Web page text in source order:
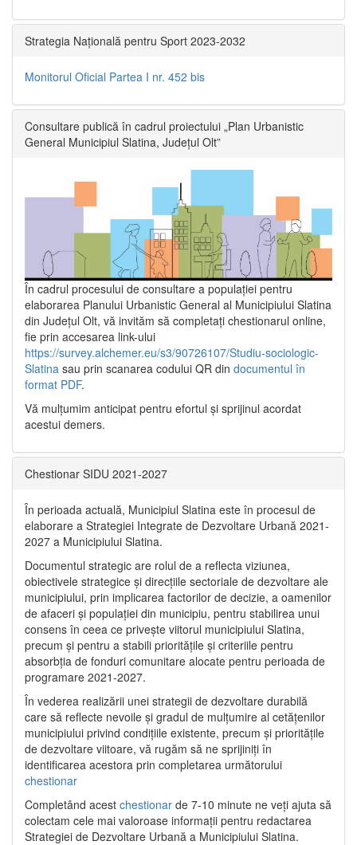
Strategia Națională pentru Sport 2023-2032
Monitorul Oficial Partea I nr. 452 bis
Consultare publică în cadrul proiectului „Plan Urbanistic
General Municipiul Slatina, Județul Olt”
În cadrul procesului de consultare a populaţiei pentru
elaborarea Planului Urbanistic General al Municipiului Slatina
din Județul Olt, vă invităm să completați chestionarul online,
fie prin accesarea link-ului
https://survey.alchemer.eu/s3/90726107/Studiu-sociologic-
Slatina sau prin scanarea codului QR din documentul în
format PDF.
Vă mulţumim anticipat pentru efortul şi sprijinul acordat
acestui demers.
Chestionar SIDU 2021-2027
În perioada actuală, Municipiul Slatina este în procesul de
elaborare a Strategiei Integrate de Dezvoltare Urbană 2021‐
2027 a Municipiului Slatina.
Documentul strategic are rolul de a reflecta viziunea,
obiectivele strategice și direcțiile sectoriale de dezvoltare ale
municipiului, prin implicarea factorilor de decizie, a oamenilor
de afaceri și populației din municipiu, pentru stabilirea unui
consens în ceea ce privește viitorul municipiului Slatina,
precum și pentru a stabili prioritățile și criteriile pentru
absorbția de fonduri comunitare alocate pentru perioada de
programare 2021-2027.
În vederea realizării unei strategii de dezvoltare durabilă
care să reflecte nevoile și gradul de mulțumire al cetățenilor
municipiului privind condițiile existente, precum și prioritățile
de dezvoltare viitoare, vă rugăm să ne sprijiniți în
identificarea acestora prin completarea următorului
chestionar
Completând acest chestionar de 7-10 minute ne veți ajuta să
colectam cele mai valoroase informații pentru redactarea
Strategiei de Dezvoltare Urbană a Municipiului Slatina.